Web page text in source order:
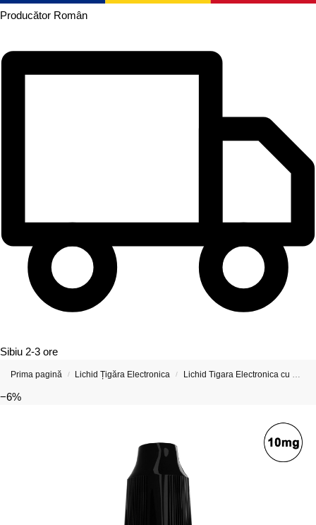
Producător Român
Sibiu 2-3 ore
Prima pagină / Lichid Țigăra Electronica / Lichid Tigara Electronica cu Nicotina
−6%